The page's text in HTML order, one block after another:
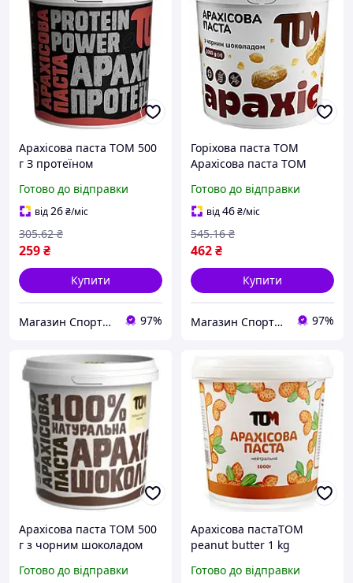
Арахісова паста TOM 500
г З протеїном
Готово до відправки
від26₴/міс
259₴
305.62 ₴
Купити
Магазин Спортивного Харчування BBpower.in.ua 97%
Горіхова паста TOM
Арахісова паста ТОМ
шоколадом, 1000 г.
Готово до відправки
від46₴/міс
462₴
545.16 ₴
Купити
Магазин Спортивного Харчування BBpower.in.ua 97%
Арахісова паста TOM 500
г з чорним шоколадом
Готово до відправки
Арахісова пастаTOM
peanut butter 1 kg
Готово до відправки